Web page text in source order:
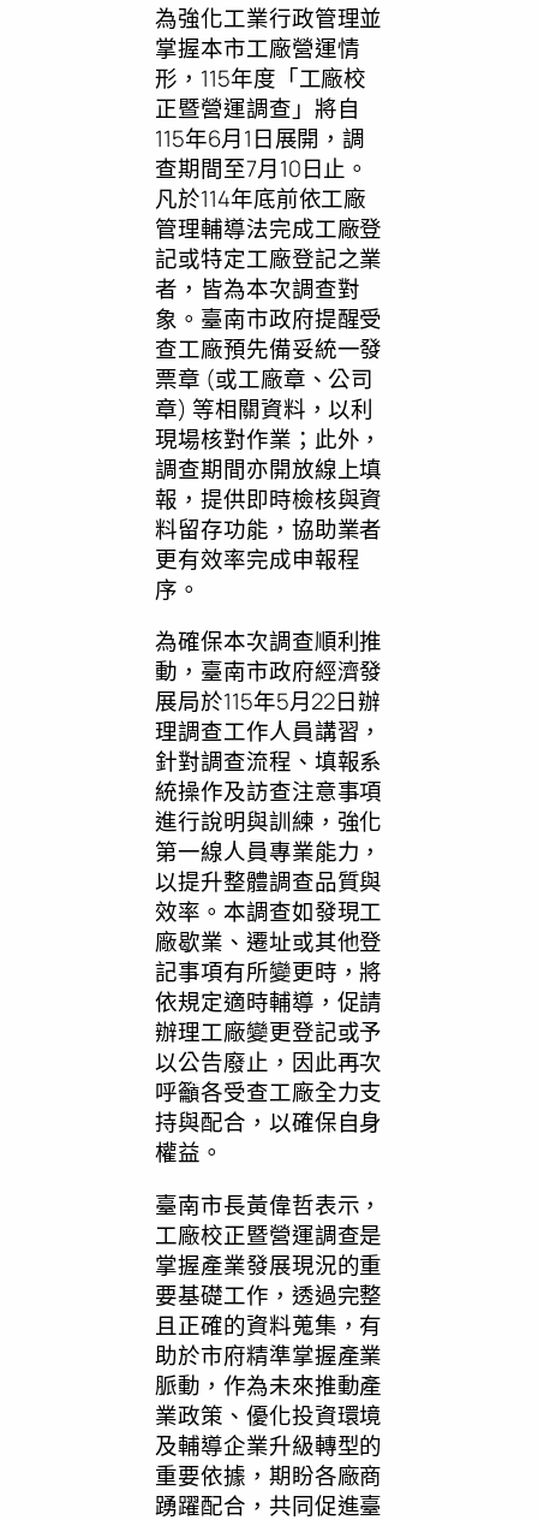
為強化工業行政管理並
掌握本市工廠營運情
形，115年度「工廠校
正暨營運調查」將自
115年6月1日展開，調
查期間至7月10日止。
凡於114年底前依工廠
管理輔導法完成工廠登
記或特定工廠登記之業
者，皆為本次調查對
象。臺南市政府提醒受
查工廠預先備妥統一發
票章 (或工廠章、公司
章) 等相關資料，以利
現場核對作業；此外，
調查期間亦開放線上填
報，提供即時檢核與資
料留存功能，協助業者
更有效率完成申報程
序。
為確保本次調查順利推
動，臺南市政府經濟發
展局於115年5月22日辦
理調查工作人員講習，
針對調查流程、填報系
統操作及訪查注意事項
進行說明與訓練，強化
第一線人員專業能力，
以提升整體調查品質與
效率。本調查如發現工
廠歇業、遷址或其他登
記事項有所變更時，將
依規定適時輔導，促請
辦理工廠變更登記或予
以公告廢止，因此再次
呼籲各受查工廠全力支
持與配合，以確保自身
權益。
臺南市長黃偉哲表示，
工廠校正暨營運調查是
掌握產業發展現況的重
要基礎工作，透過完整
且正確的資料蒐集，有
助於市府精準掌握產業
脈動，作為未來推動產
業政策、優化投資環境
及輔導企業升級轉型的
重要依據，期盼各廠商
踴躍配合，共同促進臺